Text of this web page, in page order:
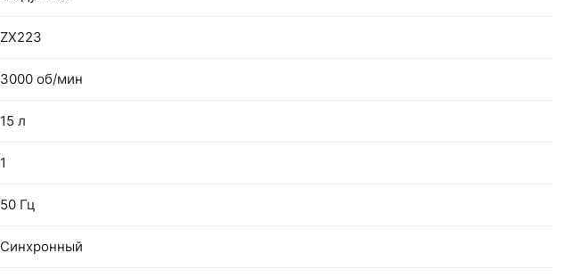
ZX223
3000 об/мин
15 л
1
50 Гц
Синхронный